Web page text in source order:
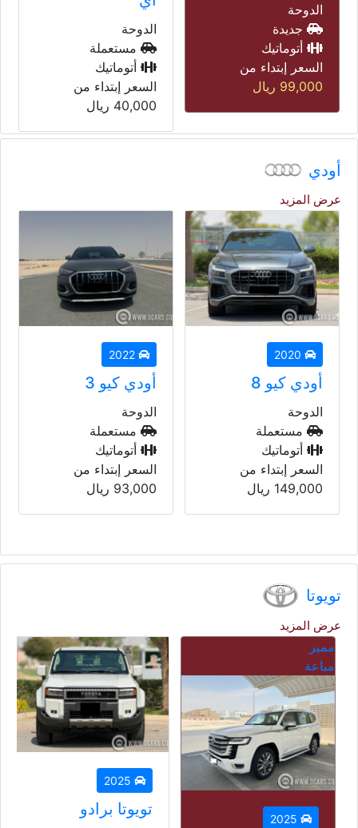
الدوحة
مستعملة
أتوماتيك
السعر إبتداء من
الدوحة
مستعملة
أتوماتيك
السعر إبتداء من
45,000 ريال
أودي
عرض المزيد
أودي كيو 8
الدوحة
مستعملة
أتوماتيك
السعر إبتداء من
149,000 ريال
أودي كيو 3
الدوحة
مستعملة
أتوماتيك
السعر إبتداء من
93,000 ريال
تويوتا
عرض المزيد
مميز
مباعة
2025
2025
تويوتا برادو